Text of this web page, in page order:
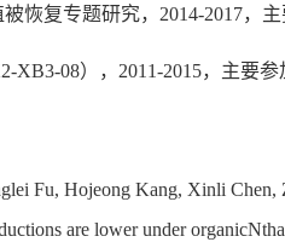
恢复专题研究，2014-2017，
08），2011-2015，主要参
Fu, Hojeong Kang, Xinli
are lower under